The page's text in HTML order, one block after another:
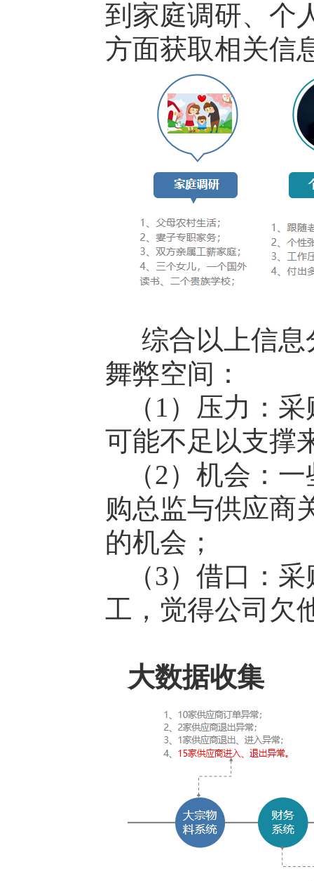
到家庭调研、个
方面获取相关信
综合以上信
舞弊空间：
（1）压力：
可能不足以支撑
（2）机会：
购总监与供应商
的机会；
（3）借口：
工，觉得公司欠
大数据收集